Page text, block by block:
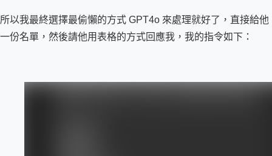
所以我最終選擇最偷懶的方式 GPT4o 來處理就好了，直接給他
一份名單，然後請他用表格的方式回應我，我的指令如下：